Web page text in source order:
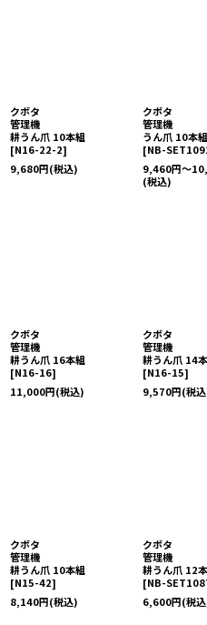
クボタ
管理機
耕うん爪 10本組
[N16-22-2]
9,680円(税込)
クボタ
管理機
うん爪 10本組
[NB-
9,460円～
(税込)
クボタ
管理機
耕うん爪 16本組
[N16-16]
11,000円(税込)
クボタ
管理機
耕うん爪 14
[N16-15]
9,570円(税
クボタ
管理機
耕うん爪 10本組
[N15-42]
8,140円(税込)
クボタ
管理機
耕うん爪 12
[NB-
6,600円(税